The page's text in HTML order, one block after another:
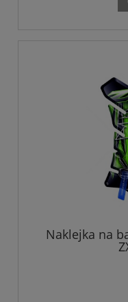
Naklejka na